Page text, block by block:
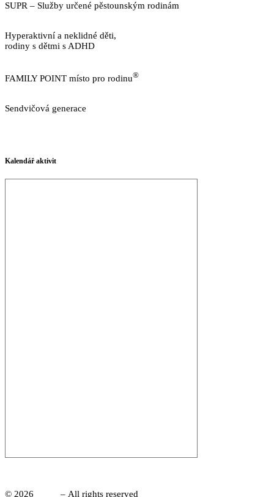
SUPR – Služby určené pěstounským rodinám
Hyperaktivní a neklidné děti,
rodiny s dětmi s ADHD
FAMILY POINT místo pro rodinu®
Sendvičová generace
Kalendář aktivit
© 2026
– All rights reserved